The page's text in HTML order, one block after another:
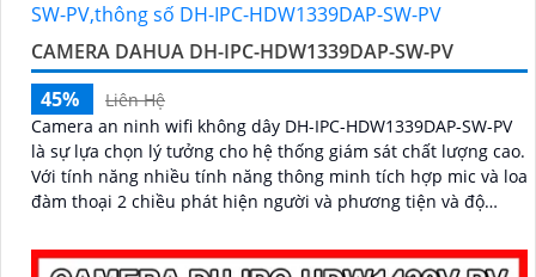
CAMERA DAHUA DH-IPC-HDW1339DAP-SW-PV
45%
Liên Hệ
Camera an ninh wifi không dây DH-IPC-HDW1339DAP-SW-PV
là sự lựa chọn lý tưởng cho hệ thống giám sát chất lượng cao.
Với tính năng nhiều tính năng thông minh tích hợp mic và loa
đàm thoại 2 chiều phát hiện người và phương tiện và độ
nhà hoặc văn phòng của bạn